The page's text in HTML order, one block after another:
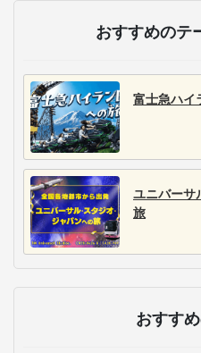
おすすめのテ
富士急ハイ
ユニバーサ
旅
おすす